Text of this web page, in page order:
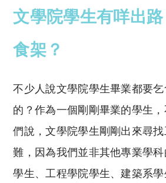
文學院學生有咩出
食架？
不少人說文學院學生畢業都要
的？作為一個剛剛畢業的學生
們說，文學院學生剛剛出來尋
難，因為我們並非其他專業學
學生、工程學院學生、建築系